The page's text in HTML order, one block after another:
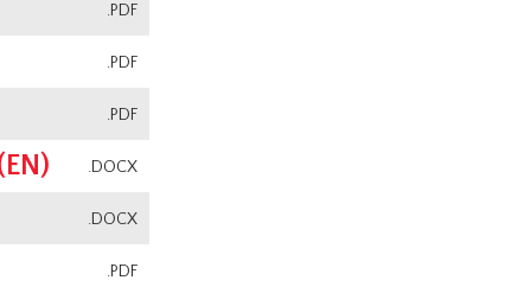
.PDF
.PDF
.PDF
.DOCX
.DOCX
.PDF